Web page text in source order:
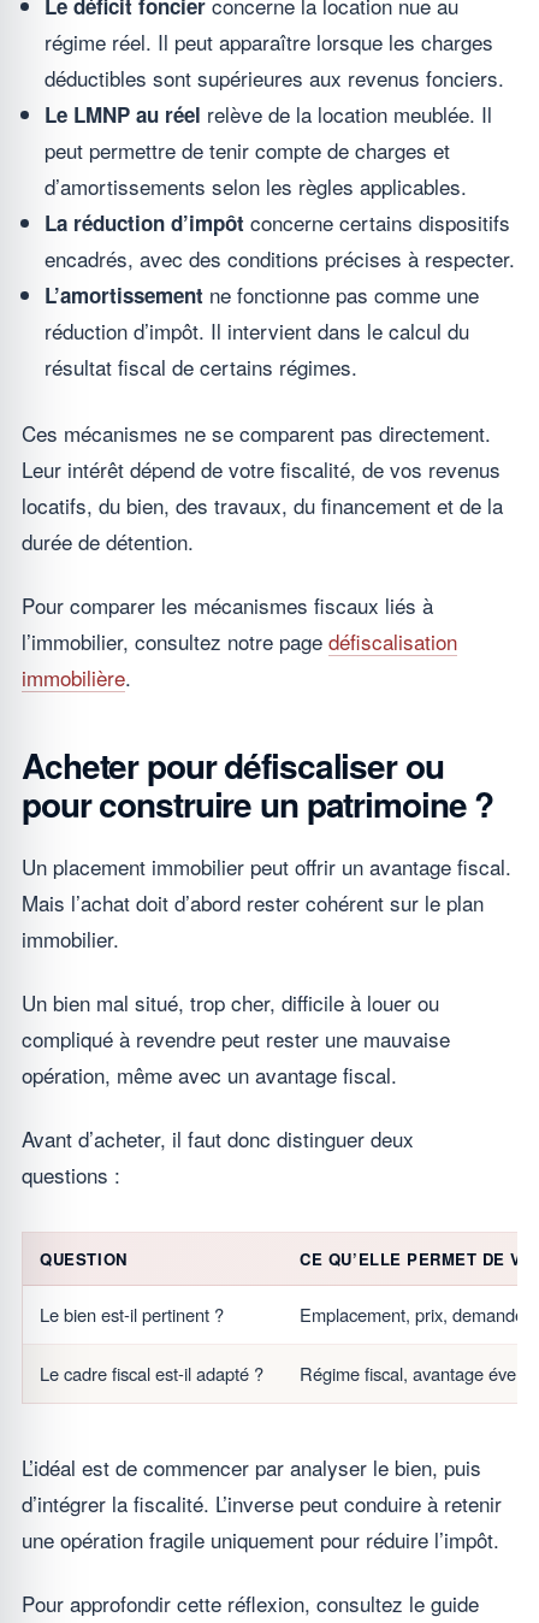
régime réel. Il peut apparaître lorsque les charges
déductibles sont supérieures aux revenus fonciers.
Le LMNP au réel relève de la location meublée. Il
peut permettre de tenir compte de charges et
d’amortissements selon les règles applicables.
La réduction d’impôt concerne certains dispositifs
encadrés, avec des conditions précises à respecter.
L’amortissement ne fonctionne pas comme une
réduction d’impôt. Il intervient dans le calcul du
résultat fiscal de certains régimes.
Ces mécanismes ne se comparent pas directement.
Leur intérêt dépend de votre fiscalité, de vos revenus
locatifs, du bien, des travaux, du financement et de la
durée de détention.
Pour comparer les mécanismes fiscaux liés à
l’immobilier, consultez notre page défiscalisation
immobilière.
Acheter pour défiscaliser ou
pour construire un patrimoine ?
Un placement immobilier peut offrir un avantage fiscal.
Mais l’achat doit d’abord rester cohérent sur le plan
immobilier.
Un bien mal situé, trop cher, difficile à louer ou
compliqué à revendre peut rester une mauvaise
opération, même avec un avantage fiscal.
Avant d’acheter, il faut donc distinguer deux
questions :
QUESTION CE QU’ELLE PERMET DE
Le bien est-il pertinent ? Emplacement, prix, demande
Le cadre fiscal est-il adapté ? Régime fiscal, avantage
L’idéal est de commencer par analyser le bien, puis
d’intégrer la fiscalité. L’inverse peut conduire à retenir
une opération fragile uniquement pour réduire l’impôt.
Pour approfondir cette réflexion, consultez le guide